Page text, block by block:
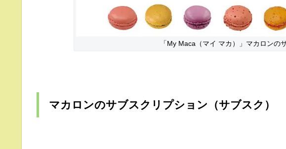
「My Maca（マイ マカ）」マカロンの
マカロンのサブスクリプション（サブスク）